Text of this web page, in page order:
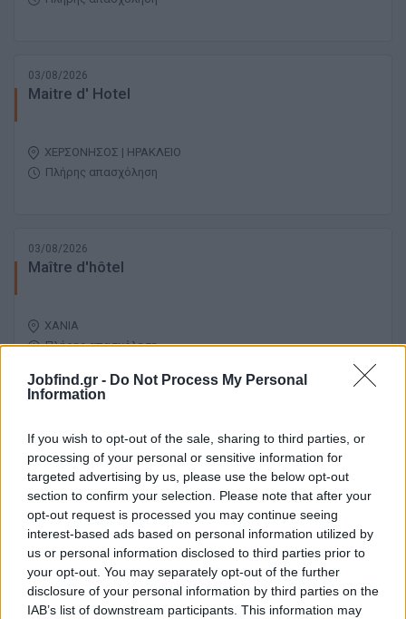
Jobfind.gr - Do Not Process My Personal
Information
If you wish to opt-out of the sale, sharing to third parties, or
processing of your personal or sensitive information for
targeted advertising by us, please use the below opt-out
section to confirm your selection. Please note that after your
opt-out request is processed you may continue seeing
interest-based ads based on personal information utilized by
us or personal information disclosed to third parties prior to
your opt-out. You may separately opt-out of the further
disclosure of your personal information by third parties on the
IAB’s list of downstream participants. This information may
03/08/2026
Maitre d' Hotel
ΧΕΡΣΟΝΗΣΟΣ | ΗΡΑΚΛΕΙΟ
Πλήρης απασχόληση
03/08/2026
Maître d'hôtel
ΧΑΝΙΑ
Πλήρης απασχόληση
Hostess
ΚΙΣΣΑΜΟΣ | ΧΑΝΙΑ
Πλήρης απασχόληση
27/07/2026
Υπάλληλος Υποδοχής σε cocktail bar